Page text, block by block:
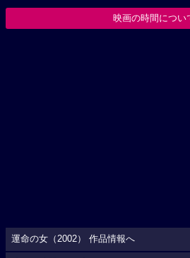
映画の時間につい
運命の女（2002） 作品情報へ